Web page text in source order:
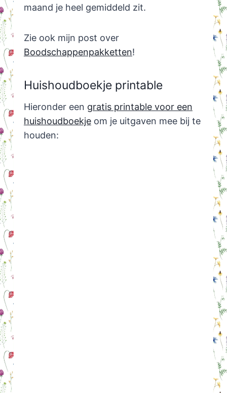
maand je heel gemiddeld zit.
Zie ook mijn post over
Boodschappenpakketten!
Huishoudboekje printable
Hieronder een gratis printable voor een
huishoudboekjeom je uitgaven mee bij te
houden: